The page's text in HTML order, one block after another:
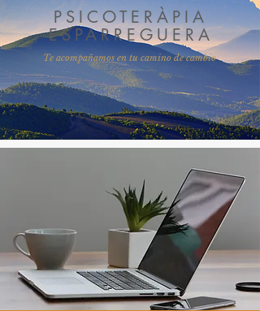
PSICOTERÀPIA
ESPARREGUERA
Te acompañamos en tu camino de cambio